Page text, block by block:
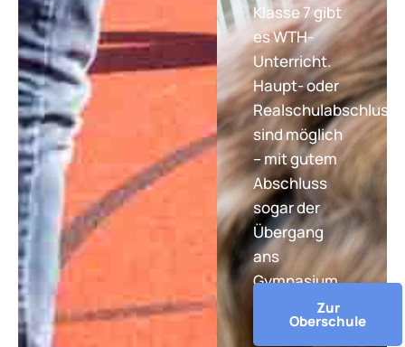
Klasse 7 gibt
es WTH-
Unterricht.
Haupt- oder
Realschulabschluss
sind möglich
– mit gutem
Abschluss
sogar der
Übergang
ans
Gymnasium.
Zur
Oberschule